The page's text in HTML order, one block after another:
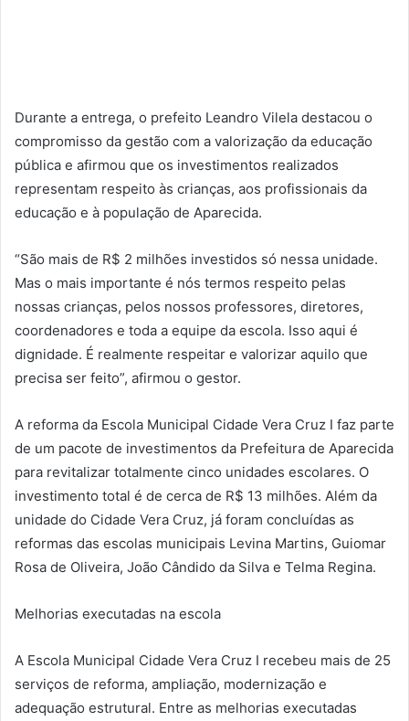
Durante a entrega, o prefeito Leandro Vilela destacou o
compromisso da gestão com a valorização da educação
pública e afirmou que os investimentos realizados
representam respeito às crianças, aos profissionais da
educação e à população de Aparecida.
“São mais de R$ 2 milhões investidos só nessa unidade.
Mas o mais importante é nós termos respeito pelas
nossas crianças, pelos nossos professores, diretores,
coordenadores e toda a equipe da escola. Isso aqui é
dignidade. É realmente respeitar e valorizar aquilo que
precisa ser feito”, afirmou o gestor.
A reforma da Escola Municipal Cidade Vera Cruz I faz parte
de um pacote de investimentos da Prefeitura de Aparecida
para revitalizar totalmente cinco unidades escolares. O
investimento total é de cerca de R$ 13 milhões. Além da
unidade do Cidade Vera Cruz, já foram concluídas as
reformas das escolas municipais Levina Martins, Guiomar
Rosa de Oliveira, João Cândido da Silva e Telma Regina.
Melhorias executadas na escola
A Escola Municipal Cidade Vera Cruz I recebeu mais de 25
serviços de reforma, ampliação, modernização e
adequação estrutural. Entre as melhorias executadas